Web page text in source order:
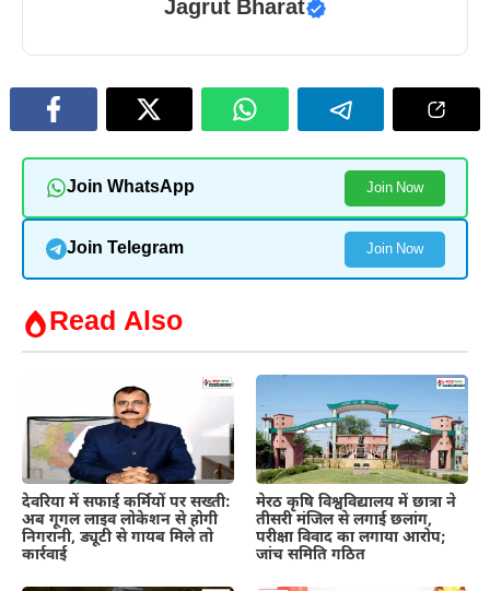
Jagrut Bharat
Join WhatsApp Join Now
Join Telegram Join Now
Read Also
देवरिया में सफाई कर्मियों पर सख्ती:
अब गूगल लाइव लोकेशन से होगी
निगरानी, ड्यूटी से गायब मिले तो
कार्रवाई
मेरठ कृषि विश्वविद्यालय में छात्रा ने
तीसरी मंजिल से लगाई छलांग,
परीक्षा विवाद का लगाया आरोप;
जांच समिति गठित